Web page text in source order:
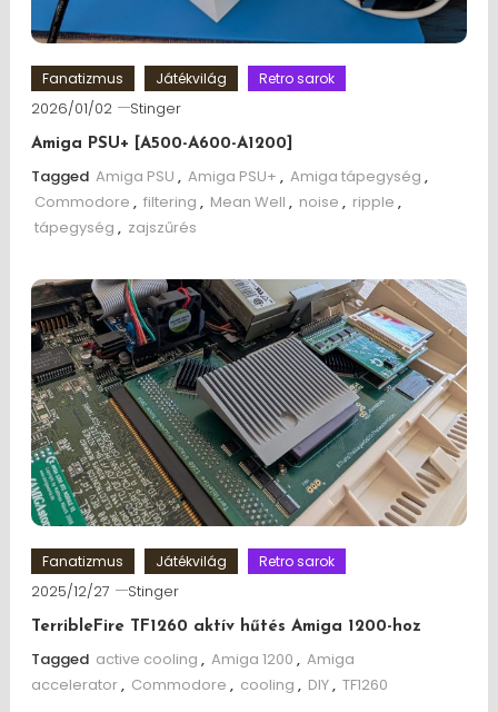
Fanatizmus Játékvilág Retro sarok
2026/01/02 Stinger
Amiga PSU+ [A500-A600-A1200]
Tagged Amiga PSU , Amiga PSU+ , Amiga tápegység ,
Commodore , filtering , Mean Well , noise , ripple ,
tápegység , zajszűrés
Fanatizmus Játékvilág Retro sarok
2025/12/27 Stinger
TerribleFire TF1260 aktív hűtés Amiga 1200-hoz
Tagged active cooling , Amiga 1200 , Amiga
accelerator, Commodore , cooling , DIY, TF1260